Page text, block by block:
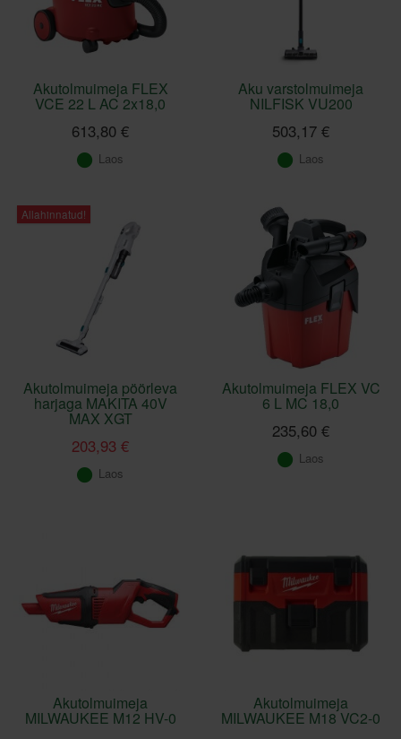
Akutolmuimeja FLEX
VCE 22 L AC 2x18,0
613,80 €
Laos
Aku varstolmuimeja
NILFISK VU200
503,17 €
Laos
Allahinnatud!
Akutolmuimeja pöörleva
harjaga MAKITA 40V
MAX XGT
203,93 €
Laos
Akutolmuimeja FLEX VC
6 L MC 18,0
235,60 €
Laos
Akutolmuimeja
MILWAUKEE M12 HV-0
Akutolmuimeja
MILWAUKEE M18 VC2-0